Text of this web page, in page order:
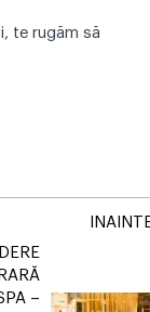
te rugăm să
–